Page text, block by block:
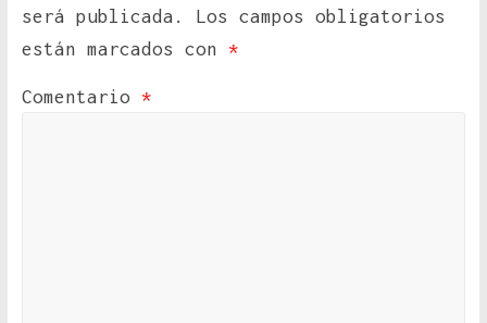
será publicada.
Los campos obligatorios
están marcados con *
Comentario *